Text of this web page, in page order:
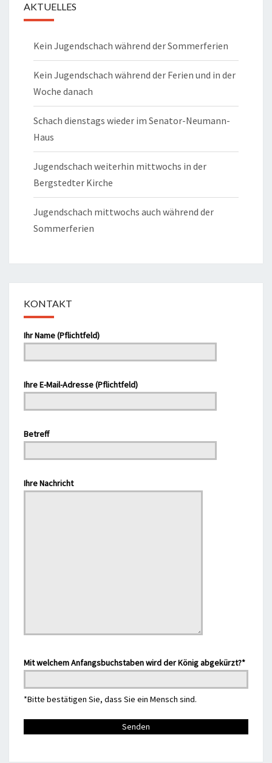
AKTUELLES
Kein Jugendschach während der Sommerferien
Kein Jugendschach während der Ferien und in der
Woche danach
Schach dienstags wieder im Senator-Neumann-
Haus
Jugendschach weiterhin mittwochs in der
Bergstedter Kirche
Jugendschach mittwochs auch während der
Sommerferien
KONTAKT
Bitte lasse dieses Feld leer.
Ihr Name (Pflichtfeld)
Ihre E-Mail-Adresse (Pflichtfeld)
Bitte lasse dieses Feld leer.
Betreff
Bitte lasse dieses Feld leer.
Ihre Nachricht
Mit welchem Anfangsbuchstaben wird der König abgekürzt?*
*Bitte bestätigen Sie, dass Sie ein Mensch sind.